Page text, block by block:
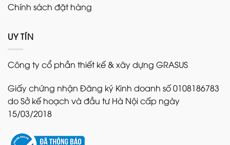
Chính sách đặt hàng
UY TÍN
Công ty cổ phần thiết kế & xây dựng GRASUS
Giấy chứng nhận Đăng ký Kinh doanh số 0108186783
do Sở kế hoạch và đầu tư Hà Nội cấp ngày
15/03/2018